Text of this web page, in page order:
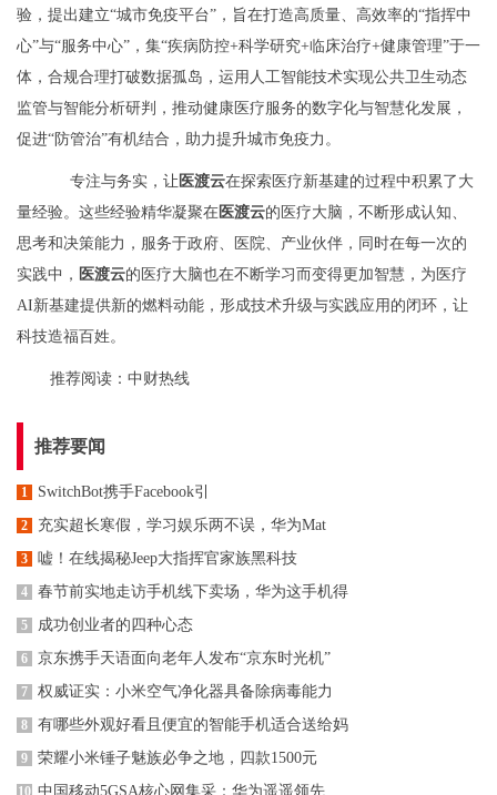
验，提出建立“城市免疫平台”，旨在打造高质量、高效率的“指挥中
心”与“服务中心”，集“疾病防控+科学研究+临床治疗+健康管理”于一
体，合规合理打破数据孤岛，运用人工智能技术实现公共卫生动态
监管与智能分析研判，推动健康医疗服务的数字化与智慧化发展，
促进“防管治”有机结合，助力提升城市免疫力。
专注与务实，让 医渡云在探索医疗新基建的过程中积累了大
量经验。这些经验精华凝聚在医渡云的医疗大脑，不断形成认知、
思考和决策能力，服务于政府、医院、产业伙伴，同时在每一次的
实践中， 医渡云的 医疗大脑也在不断学习而变得更加智慧，为医疗
AI新基建提供新的燃料动能，形成技术升级与实践应用的闭环，让
科技造福百姓。
推荐阅读： 中财热线
推荐要闻
1 SwitchBot携手Facebook引
2 充实超长寒假，学习娱乐两不误，华为Mat
3 嘘！在线揭秘Jeep大指挥官家族黑科技
4 春节前实地走访手机线下卖场，华为这手机得
5 成功创业者的四种心态
6 京东携手天语面向老年人发布“京东时光机”
7 权威证实：小米空气净化器具备除病毒能力
8 有哪些外观好看且便宜的智能手机适合送给妈
9 荣耀小米锤子魅族必争之地，四款1500元
10 中国移动5GSA核心网集采：华为遥遥领先